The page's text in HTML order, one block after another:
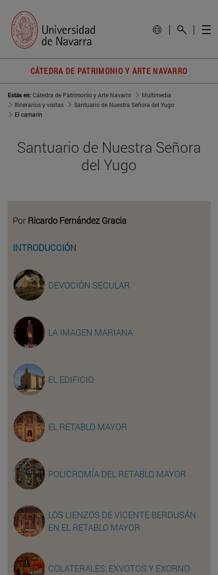
CÁTEDRA DE PATRIMONIO Y ARTE NAVARRO
Estás en:Cátedra de Patrimonio y Arte Navarro
Multimedia
Itinerarios y visitas
Santuario de Nuestra Señora del Yugo
El camarín
Santuario de Nuestra Señora
del Yugo
Por Ricardo Fernández Gracia
INTRODUCCIÓN
DEVOCIÓN SECULAR
LA IMAGEN MARIANA
EL EDIFICIO
EL RETABLO MAYOR
POLICROMÍA DEL RETABLO MAYOR
LOS LIENZOS DE VICENTE BERDUSÁN
EN EL RETABLO MAYOR
COLATERALES, EXVOTOS Y EXORNO